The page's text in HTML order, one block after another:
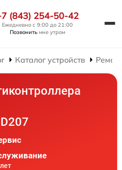
(843) 254-50-42
Ежедневно с 9:00 до 21:00
Позвонить мне утром
Каталог устройств